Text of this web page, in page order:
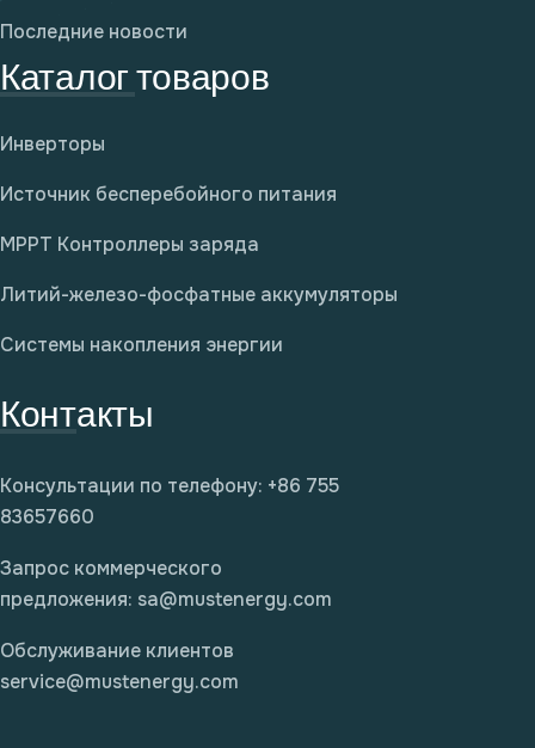
Последние новости
Каталог товаров
Инверторы
Источник бесперебойного питания
MPPT Контроллеры заряда
Литий-железо-фосфатные аккумуляторы
Системы накопления энергии
Контакты
Консультации по телефону: +86 755
83657660
Запрос коммерческого
предложения: sa@mustenergy.com
Обслуживание клиентов
service@mustenergy.com